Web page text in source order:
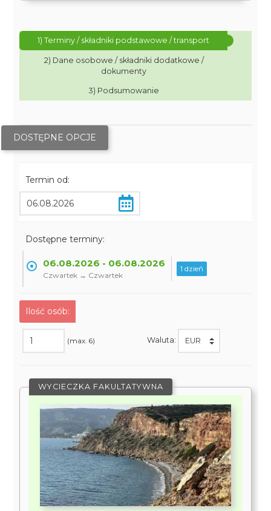
1) Terminy / składniki podstawowe / transport
2) Dane osobowe / składniki dodatkowe /
dokumenty
3) Podsumowanie
DOSTĘPNE OPCJE
Termin od:
Dostępne terminy:
06.08.2026 - 06.08.2026
Czwartek → Czwartek
1 dzień
Ilość osób:
(max. 6) Waluta:
WYCIECZKA FAKULTATYWNA